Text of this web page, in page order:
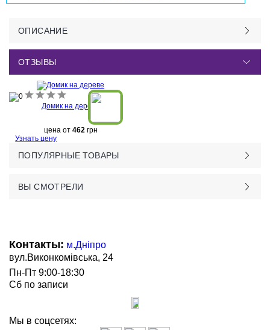
ОПИСАНИЕ
ОТЗЫВЫ
Домик на дереве
цена от 462грн
Узнать цену
ПОПУЛЯРНЫЕ ТОВАРЫ
ВЫ СМОТРЕЛИ
Контакты: м.Дніпро
вул.Виконкомівська, 24
Пн-Пт 9:00-18:30
Сб по записи
Мы в соцсетях: